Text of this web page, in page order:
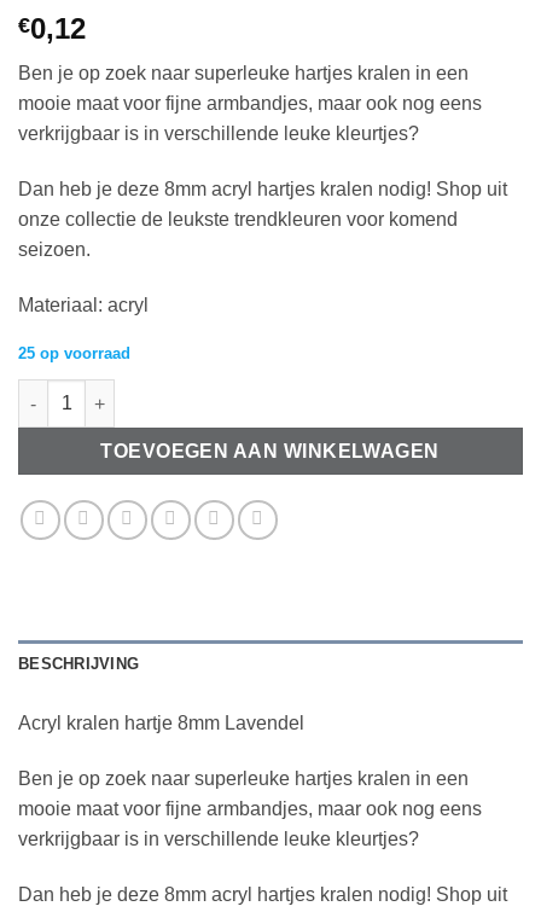
€0,12
Ben je op zoek naar superleuke hartjes kralen in een
mooie maat voor fijne armbandjes, maar ook nog eens
verkrijgbaar is in verschillende leuke kleurtjes?
Dan heb je deze 8mm acryl hartjes kralen nodig! Shop uit
onze collectie de leukste trendkleuren voor komend
seizoen.
Materiaal: acryl
25 op voorraad
Acryl kralen hartje 8mm Lavendel aantal
TOEVOEGEN AAN WINKELWAGEN
BESCHRIJVING
Acryl kralen hartje 8mm Lavendel
Ben je op zoek naar superleuke hartjes kralen in een
mooie maat voor fijne armbandjes, maar ook nog eens
verkrijgbaar is in verschillende leuke kleurtjes?
Dan heb je deze 8mm acryl hartjes kralen nodig! Shop uit